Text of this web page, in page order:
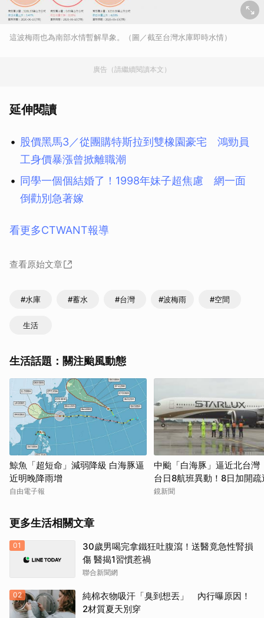
這波梅雨也為南部水情暫解旱象。（圖／截至台灣水庫即時水情）
廣告（請繼續閱讀本文）
延伸閱讀
股價黑馬3／從團購特斯拉到雙橡園豪宅 鴻勁員
工身價暴漲曾掀離職潮
同學一個個結婚了！1998年妹子超焦慮 網一面
倒勸別急著嫁
看更多CTWANT報導
查看原始文章
#水庫 #蓄水 #台灣 #波梅雨 #空間
生活
生活話題：關注颱風動態
鯨魚「超短命」減弱降級 白海豚逼
近明晚降雨增
自由電子報
中颱「白海豚」逼近北台
台日8航班異動！8日加開疏
鏡新聞
更多生活相關文章
01
30歲男喝完拿鐵狂吐腹瀉！送醫竟急性腎損
傷 醫揭1習慣惹禍
聯合新聞網
02
純棉衣物吸汗「臭到想丟」 內行曝原因！
2材質夏天別穿